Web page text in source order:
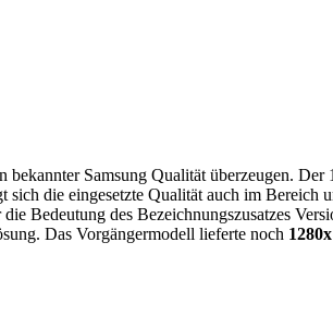
Samsung Qualität überzeugen.
sich die eingesetzte Qualität auch im
Bedeutung des Bezeichnungszusatzes
Das Vorgängermodell lieferte noch